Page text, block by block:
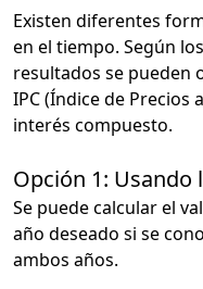
Existen diferentes
en el tiempo. Según
resultados se pueden
IPC (Índice de Precios
interés compuesto.
Opción 1: Usando
Se puede calcular el
año deseado si se
ambos años.